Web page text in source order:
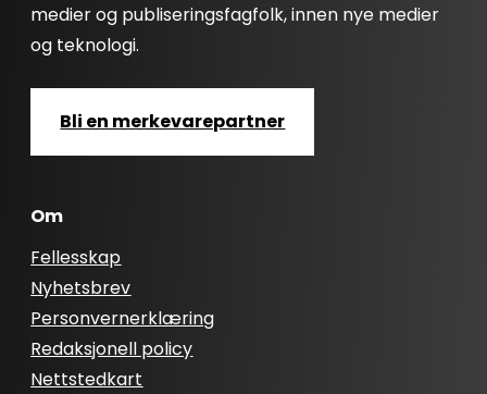
medier og publiseringsfagfolk, innen nye medier
og teknologi.
Bli en merkevarepartner
Om
Fellesskap
Nyhetsbrev
Personvernerklæring
Redaksjonell policy
Nettstedkart